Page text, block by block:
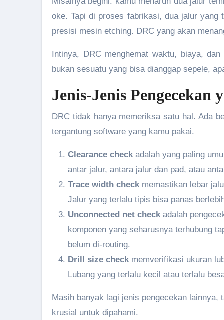
oke. Tapi di proses fabrikasi, dua jalur
presisi mesin etching. DRC yang akan
Intinya, DRC menghemat waktu, biaya,
bukan sesuatu yang bisa dianggap sepele,
Jenis-Jenis
DRC tidak hanya memeriksa satu hal. Ada
tergantung software yang kamu pakai.
Clearance check adalah yang paling
antar jalur, antara jalur dan pad, atau
Trace width check memastikan lebar
Jalur yang terlalu tipis bisa panas
Unconnected net check adalah
komponen yang seharusnya terhubung
belum di-routing.
Drill size check memverifikasi ukuran
Lubang yang terlalu kecil atau terlalu
Masih banyak lagi jenis pengecekan lainnya,
krusial untuk dipahami.